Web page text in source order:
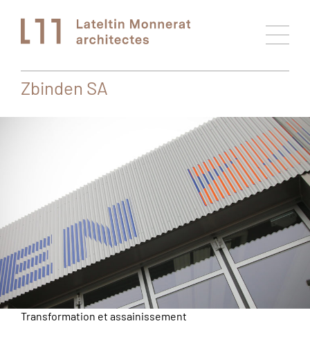
Zbinden SA
Transformation et assainissement